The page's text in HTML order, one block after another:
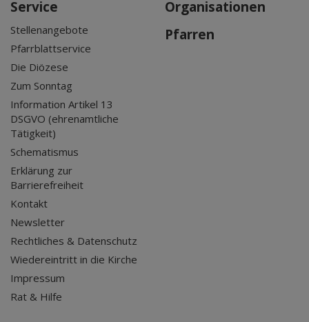
Service
Stellenangebote
Pfarrblattservice
Die Diözese
Zum Sonntag
Information Artikel 13
DSGVO (ehrenamtliche
Tätigkeit)
Schematismus
Erklärung zur
Barrierefreiheit
Kontakt
Newsletter
Rechtliches & Datenschutz
Wiedereintritt in die Kirche
Impressum
Rat & Hilfe
Organisationen
Pfarren